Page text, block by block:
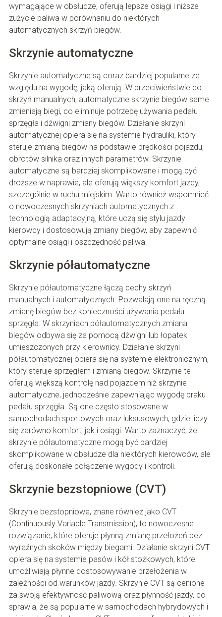
wymagające w obsłudze, oferują lepsze osiągi i niższe
zużycie paliwa w porównaniu do niektórych
automatycznych skrzyń biegów.
Skrzynie automatyczne
Skrzynie automatyczne są coraz bardziej popularne ze
względu na wygodę, jaką oferują. W przeciwieństwie do
skrzyń manualnych, automatyczne skrzynie biegów same
zmieniają biegi, co eliminuje potrzebę używania pedału
sprzęgła i dźwigni zmiany biegów. Działanie skrzyni
automatycznej opiera się na systemie hydrauliki, który
steruje zmianą biegów na podstawie prędkości pojazdu,
obrotów silnika oraz innych parametrów. Skrzynie
automatyczne są bardziej skomplikowane i mogą być
droższe w naprawie, ale oferują większy komfort jazdy,
szczególnie w ruchu miejskim. Warto również wspomnieć
o nowoczesnych skrzyniach automatycznych z
technologią adaptacyjną, które uczą się stylu jazdy
kierowcy i dostosowują zmiany biegów, aby zapewnić
optymalne osiągi i oszczędność paliwa.
Skrzynie półautomatyczne
Skrzynie półautomatyczne łączą cechy skrzyń
manualnych i automatycznych. Pozwalają one na ręczną
zmianę biegów bez konieczności używania pedału
sprzęgła. W skrzyniach półautomatycznych zmiana
biegów odbywa się za pomocą dźwigni lub łopatek
umieszczonych przy kierownicy. Działanie skrzyni
półautomatycznej opiera się na systemie elektronicznym,
który steruje sprzęgłem i zmianą biegów. Skrzynie te
oferują większą kontrolę nad pojazdem niż skrzynie
automatyczne, jednocześnie zapewniając wygodę braku
pedału sprzęgła. Są one często stosowane w
samochodach sportowych oraz luksusowych, gdzie liczy
się zarówno komfort, jak i osiągi. Warto zaznaczyć, że
skrzynie półautomatyczne mogą być bardziej
skomplikowane w obsłudze dla niektórych kierowców, ale
oferują doskonałe połączenie wygody i kontroli.
Skrzynie bezstopniowe (CVT)
Skrzynie bezstopniowe, znane również jako CVT
(Continuously Variable Transmission), to nowoczesne
rozwiązanie, które oferuje płynną zmianę przełożeń bez
wyraźnych skoków między biegami. Działanie skrzyni CVT
opiera się na systemie pasów i kół stożkowych, które
umożliwiają płynne dostosowywanie przełożenia w
zależności od warunków jazdy. Skrzynie CVT są cenione
za swoją efektywność paliwową oraz płynność jazdy, co
sprawia, że są popularne w samochodach hybrydowych i